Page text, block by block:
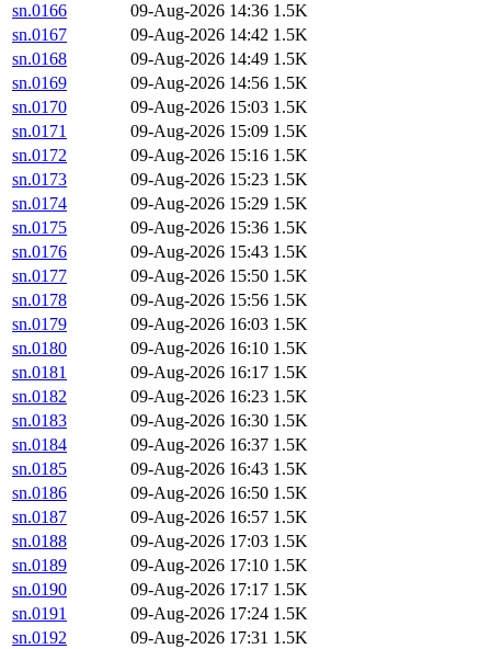
sn.0166
09-Aug-2026 14:36 1.5K
sn.0167
09-Aug-2026 14:42 1.5K
sn.0168
09-Aug-2026 14:49 1.5K
sn.0169
09-Aug-2026 14:56 1.5K
sn.0170
09-Aug-2026 15:03 1.5K
sn.0171
09-Aug-2026 15:09 1.5K
sn.0172
09-Aug-2026 15:16 1.5K
sn.0173
09-Aug-2026 15:23 1.5K
sn.0174
09-Aug-2026 15:29 1.5K
sn.0175
09-Aug-2026 15:36 1.5K
sn.0176
09-Aug-2026 15:43 1.5K
sn.0177
09-Aug-2026 15:50 1.5K
sn.0178
09-Aug-2026 15:56 1.5K
sn.0179
09-Aug-2026 16:03 1.5K
sn.0180
09-Aug-2026 16:10 1.5K
sn.0181
09-Aug-2026 16:17 1.5K
sn.0182
09-Aug-2026 16:23 1.5K
sn.0183
09-Aug-2026 16:30 1.5K
sn.0184
09-Aug-2026 16:37 1.5K
sn.0185
09-Aug-2026 16:43 1.5K
sn.0186
09-Aug-2026 16:50 1.5K
sn.0187
09-Aug-2026 16:57 1.5K
sn.0188
09-Aug-2026 17:03 1.5K
sn.0189
09-Aug-2026 17:10 1.5K
sn.0190
09-Aug-2026 17:17 1.5K
sn.0191
09-Aug-2026 17:24 1.5K
sn.0192
09-Aug-2026 17:31 1.5K